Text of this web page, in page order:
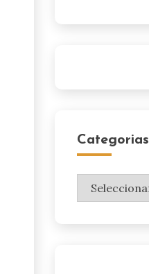
Categorias
Categorias